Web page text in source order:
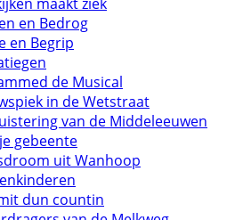
en Bedrog
en Begrip
de Musical
in de Wetstraat
van de Middeleeuwen
gebeente
uit Wanhoop
dun countin